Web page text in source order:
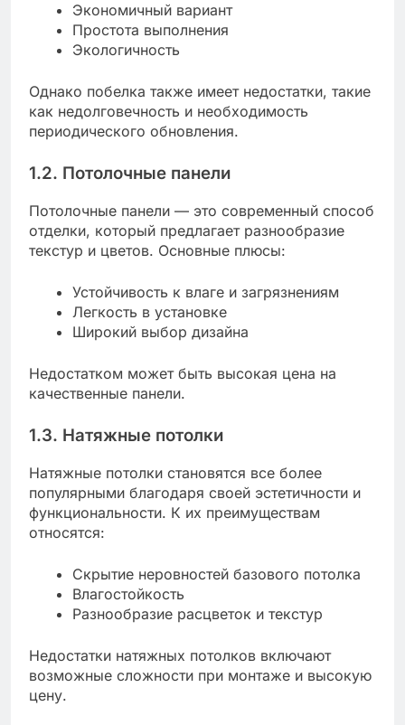
Экономичный вариант
Простота выполнения
Экологичность
Однако побелка также имеет недостатки, такие
как недолговечность и необходимость
периодического обновления.
1.2. Потолочные панели
Потолочные панели — это современный способ
отделки, который предлагает разнообразие
текстур и цветов. Основные плюсы:
Устойчивость к влаге и загрязнениям
Легкость в установке
Широкий выбор дизайна
Недостатком может быть высокая цена на
качественные панели.
1.3. Натяжные потолки
Натяжные потолки становятся все более
популярными благодаря своей эстетичности и
функциональности. К их преимуществам
относятся:
Скрытие неровностей базового потолка
Влагостойкость
Разнообразие расцветок и текстур
Недостатки натяжных потолков включают
возможные сложности при монтаже и высокую
цену.